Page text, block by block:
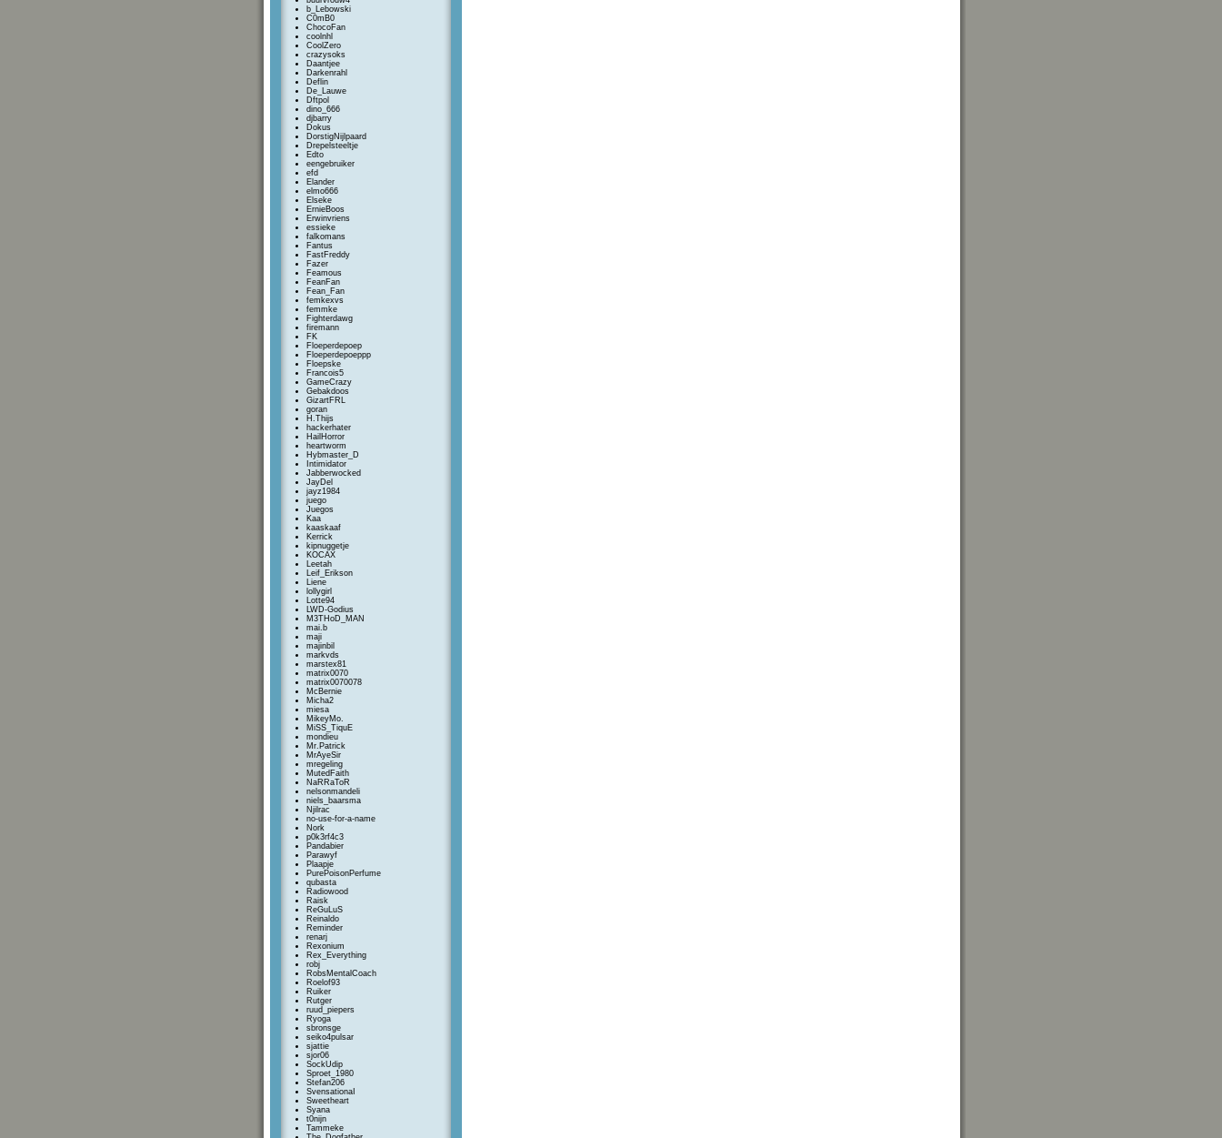
b_Lebowski
C0mB0
ChocoFan
coolnhl
CoolZero
crazysoks
Daantjee
Darkenrahl
Deflin
De_Lauwe
Dftpol
dino_666
djbarry
Dokus
DorstigNijlpaard
Drepelsteeltje
Edto
eengebruiker
efd
Elander
elmo666
Elseke
ErnieBoos
Erwinvriens
essieke
falkomans
Fantus
FastFreddy
Fazer
Feamous
FeanFan
Fean_Fan
femkexvs
femmke
Fighterdawg
firemann
FK
Floeperdepoep
Floeperdepoeppp
Floepske
Francois5
GameCrazy
Gebakdoos
GizartFRL
goran
H.Thijs
hackerhater
HailHorror
heartworm
Hybmaster_D
Intimidator
Jabberwocked
JayDel
jayz1984
juego
Juegos
Kaa
kaaskaaf
Kerrick
kipnuggetje
KOCAX
Leetah
Leif_Erikson
Liene
lollygirl
Lotte94
LWD-Godius
M3THoD_MAN
mai.b
maji
majinbil
markvds
marstex81
matrix0070
matrix0070078
McBernie
Micha2
miesa
MikeyMo.
MiSS_TiquE
mondieu
Mr.Patrick
MrAyeSir
mregeling
MutedFaith
NaRRaToR
nelsonmandeli
niels_baarsma
Njilrac
no-use-for-a-name
Nork
p0k3rf4c3
Pandabier
Parawyf
Plaapje
PurePoisonPerfume
qubasta
Radiowood
Raisk
ReGuLuS
Reinaldo
Reminder
renarj
Rexonium
Rex_Everything
robj
RobsMentalCoach
Roelof93
Ruiker
Rutger
ruud_piepers
Ryoga
sbronsge
seiko4pulsar
sjattie
sjor06
SockUdip
Sproet_1980
Stefan206
SvensationaI
Sweetheart
Syana
t0nijn
Tammeke